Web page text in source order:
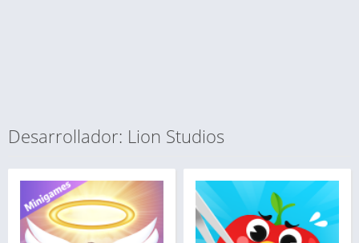
Desarrollador: Lion Studios